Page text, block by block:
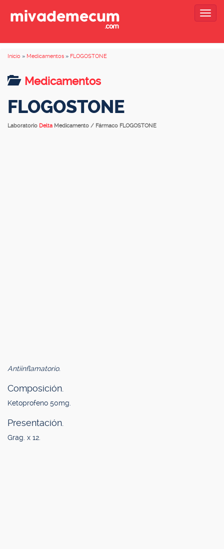
Inicio » Medicamentos » FLOGOSTONE
Medicamentos
FLOGOSTONE
Laboratorio Delta Medicamento / Fármaco FLOGOSTONE
Antiinflamatorio.
Composición.
Ketoprofeno 50mg.
Presentación.
Grag. x 12.